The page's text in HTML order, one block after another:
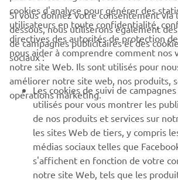
CORPORATE
PROS & B2B
PLUS YAMAHA
SUPPORT
NEWSLETTER
cookies d'analyse pour générer des
utilisateurs en toute confidentialité,
directives des autorités de protection
nous aider à comprendre comment nos
notre site Web. Ils sont utilisés pour
améliorer notre site web, nos produits,
opérations marketing.
Si vous donnez votre consentement via
dessous, nous utiliserons également
de campagnes publicitaires et des
sociaux :
Les cookies de suivi de
utilisés pour vous montrer les
de nos produits et services sur
les sites Web de tiers, y compris
médias sociaux telles que
s'affichent en fonction de votre
notre site Web, tels que les